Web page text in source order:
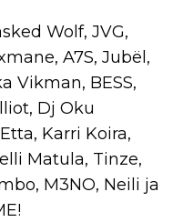
Wolf, JVG,
A7S, Jubël,
Vikman, BESS,
Dj Oku
Karri Koira,
Matula, Tinze,
M3NO, Neili ja